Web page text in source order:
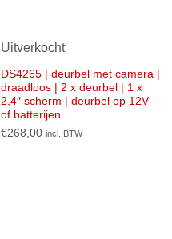
Uitverkocht
DS4265 | deurbel met camera |
draadloos | 2 x deurbel | 1 x
2,4″ scherm | deurbel op 12V
of batterijen
€268,00 incl. BTW